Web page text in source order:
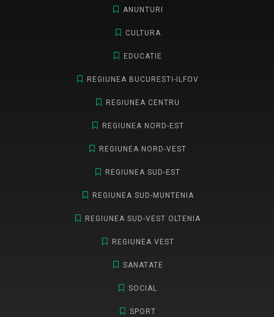
ANUNTURI
CULTURA
EDUCATIE
REGIUNEA BUCURESTI-ILFOV
REGIUNEA CENTRU
REGIUNEA NORD-EST
REGIUNEA NORD-VEST
REGIUNEA SUD-EST
REGIUNEA SUD-MUNTENIA
REGIUNEA SUD-VEST OLTENIA
REGIUNEA VEST
SANATATE
SOCIAL
SPORT